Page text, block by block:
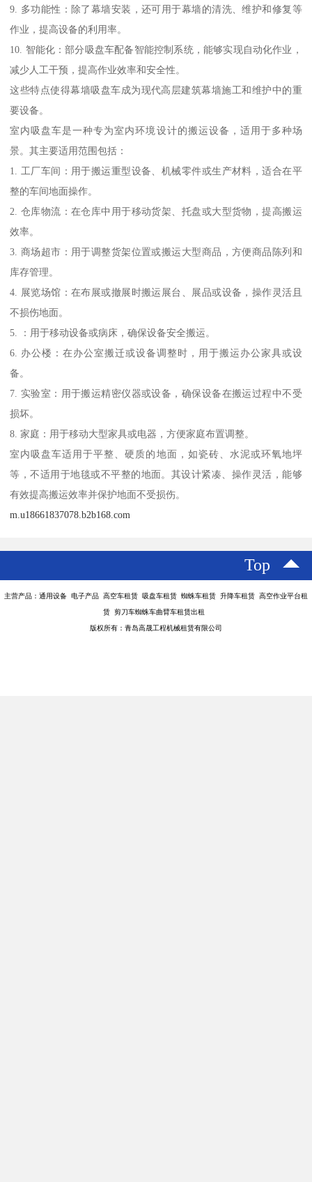
9. 多功能性：除了幕墙安装，还可用于幕墙的清洗、维护和修复等
作业，提高设备的利用率。
10. 智能化：部分吸盘车配备智能控制系统，能够实现自动化作业，
减少人工干预，提高作业效率和安全性。
这些特点使得幕墙吸盘车成为现代高层建筑幕墙施工和维护中的重
要设备。
室内吸盘车是一种专为室内环境设计的搬运设备，适用于多种场
景。其主要适用范围包括：
1. 工厂车间：用于搬运重型设备、机械零件或生产材料，适合在平
整的车间地面操作。
2. 仓库物流：在仓库中用于移动货架、托盘或大型货物，提高搬运
效率。
3. 商场超市：用于调整货架位置或搬运大型商品，方便商品陈列和
库存管理。
4. 展览场馆：在布展或撤展时搬运展台、展品或设备，操作灵活且
不损伤地面。
5. ：用于移动设备或病床，确保设备安全搬运。
6. 办公楼：在办公室搬迁或设备调整时，用于搬运办公家具或设
备。
7. 实验室：用于搬运精密仪器或设备，确保设备在搬运过程中不受
损坏。
8. 家庭：用于移动大型家具或电器，方便家庭布置调整。
室内吸盘车适用于平整、硬质的地面，如瓷砖、水泥或环氧地坪
等，不适用于地毯或不平整的地面。其设计紧凑、操作灵活，能够
有效提高搬运效率并保护地面不受损伤。
m.u18661837078.b2b168.com
Top
主营产品：通用设备 电子产品 高空车租赁 吸盘车租赁 蜘蛛车租赁 升降车租赁 高空作业平台租
赁 剪刀车蜘蛛车曲臂车租赁出租
版权所有：青岛高晟工程机械租赁有限公司